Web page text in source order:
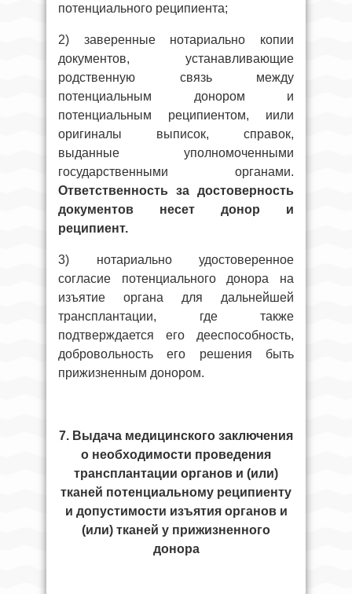
потенциального реципиента;
2) заверенные нотариально копии
документов, устанавливающие
родственную связь между
потенциальным донором и
потенциальным реципиентом, иили
оригиналы выписок, справок,
выданные уполномоченными
государственными органами.
Ответственность за достоверность
документов несет донор и
реципиент.
3) нотариально удостоверенное
согласие потенциального донора на
изъятие органа для дальнейшей
трансплантации, где также
подтверждается его дееспособность,
добровольность его решения быть
прижизненным донором.
7. Выдача медицинского заключения
о необходимости проведения
трансплантации органов и (или)
тканей потенциальному реципиенту
и допустимости изъятия органов и
(или) тканей у прижизненного
донора